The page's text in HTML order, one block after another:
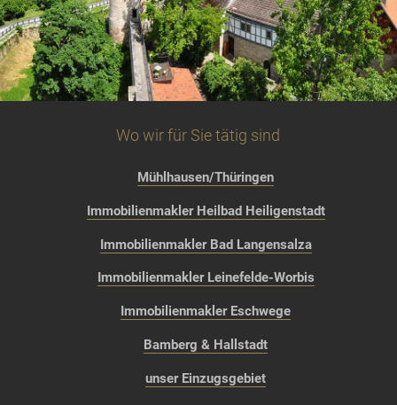
Wo wir für Sie tätig sind
Mühlhausen/Thüringen
Immobilienmakler Heilbad Heiligenstadt
Immobilienmakler Bad Langensalza
Immobilienmakler Leinefelde-Worbis
Immobilienmakler Eschwege
Bamberg & Hallstadt
unser Einzugsgebiet